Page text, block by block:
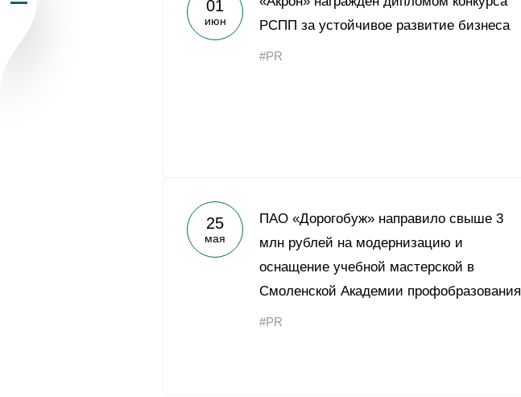
Пресс-центр
01
июн
РСПП за устойчивое развитие бизнеса
#PR
25
мая
ПАО «Дорогобуж» направило свыше 3
млн рублей на модернизацию и
оснащение учебной мастерской в
Смоленской Академии профобразования
#PR